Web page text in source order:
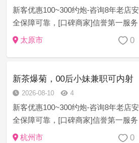
新客优惠100~300约炮-咨询8年老店安
全保障可靠，[口碑商家]信誉第一服务
至上安全保密任何意见建议或者技师
萝莉空姐等资源充足 诚...
太原市 0
新茶爆菊，00后小妹兼职可内射
2026-08-10 4
新客优惠100~300约炮-咨询8年老店安
全保障可靠，[口碑商家]信誉第一服务
至上安全保密任何意见建议或者技师
杭州市 0